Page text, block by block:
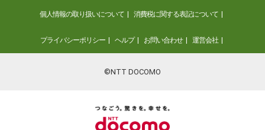
個人情報の取り扱いについて 消費税に関する表記について
プライバシーポリシー ヘルプ お問い合わせ 運営会社
©NTT DOCOMO